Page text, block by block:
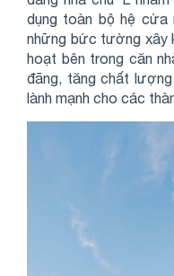
dụng toàn bộ hệ cửa
những bức tường xây
hoạt bên trong căn
đãng, tăng chất
lành mạnh cho các